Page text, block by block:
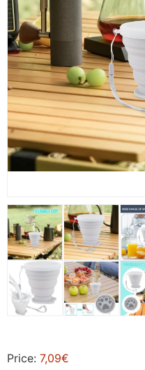
Price: 7,09€